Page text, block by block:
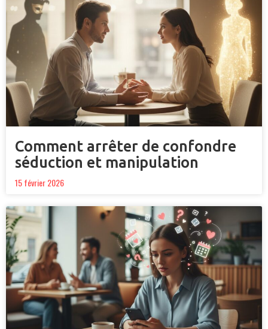
Comment arrêter de confondre
séduction et manipulation
15 février 2026